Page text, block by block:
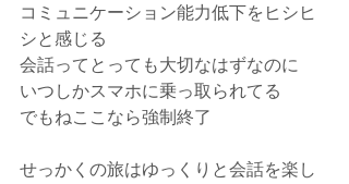
コミュニケーション能力低下をヒシヒ
シと感じる
会話ってとっても大切なはずなのに
いつしかスマホに乗っ取られてる
でもねここなら強制終了
せっかくの旅はゆっくりと会話を楽し